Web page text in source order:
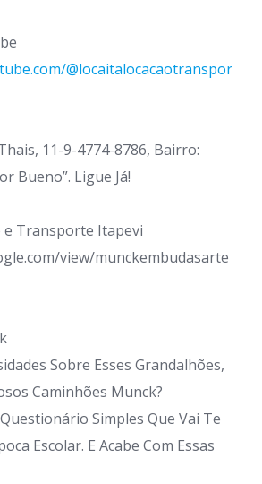
@locaitalocacaotranspor
11-9-4774-8786, Bairro:
Bueno”. Ligue Já!
e Transporte Itapevi
view/munckembudasarte
Sobre Esses Grandalhões,
Caminhões Munck?
Simples Que Vai Te
Escolar. E Acabe Com Essas